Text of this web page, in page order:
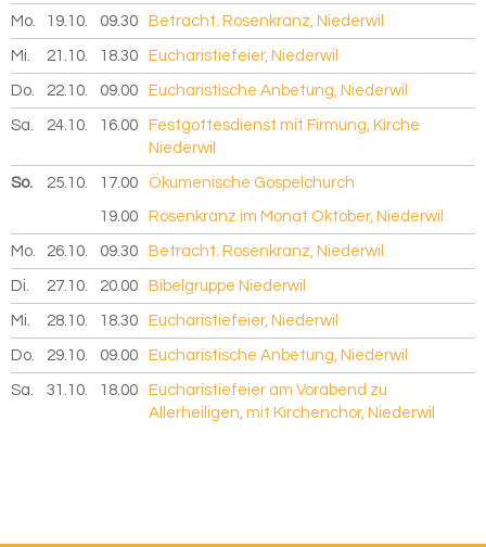
Mo. 19.10. 2026
09.30 Betracht. Rosenkranz, Niederwil
Mi. 21.10. 2026
18.30 Eucharistiefeier, Niederwil
Do. 22.10. 2026
09.00 Eucharistische Anbetung, Niederwil
Sa. 24.10. 2026
16.00
Festgottesdienst mit Firmung, Kirche
Niederwil
So. 25.10. 2026
17.00 Ökumenische Gospelchurch
19.00 Rosenkranz im Monat Oktober, Niederwil
Mo. 26.10. 2026
09.30 Betracht. Rosenkranz, Niederwil
Di. 27.10. 2026
20.00 Bibelgruppe Niederwil
Mi. 28.10. 2026
18.30 Eucharistiefeier, Niederwil
Do. 29.10. 2026
09.00 Eucharistische Anbetung, Niederwil
Sa. 31.10. 2026
18.00
Eucharistiefeier am Vorabend zu
Allerheiligen, mit Kirchenchor, Niederwil